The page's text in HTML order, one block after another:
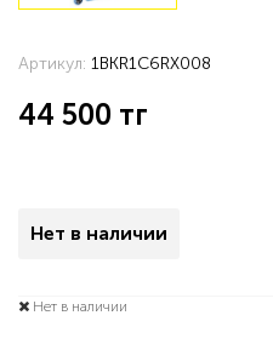
Артикул: 1BKR1C6RX008
44 500 тг
Нет в наличии
Нет в наличии